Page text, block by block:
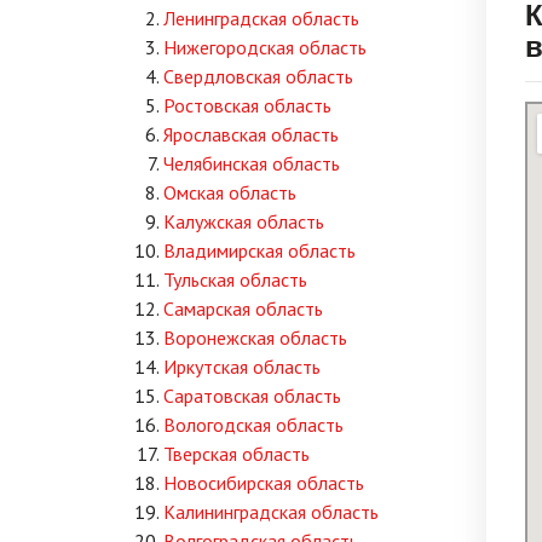
Ленинградская область
Нижегородская область
Свердловская область
Ростовская область
Ярославская область
Челябинская область
Омская область
Калужская область
Владимирская область
Тульская область
Самарская область
Воронежская область
Иркутская область
Саратовская область
Вологодская область
Тверская область
Новосибирская область
Калининградская область